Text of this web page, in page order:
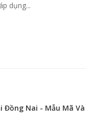
dụng...
Đồng Nai - Mẫu Mã Và